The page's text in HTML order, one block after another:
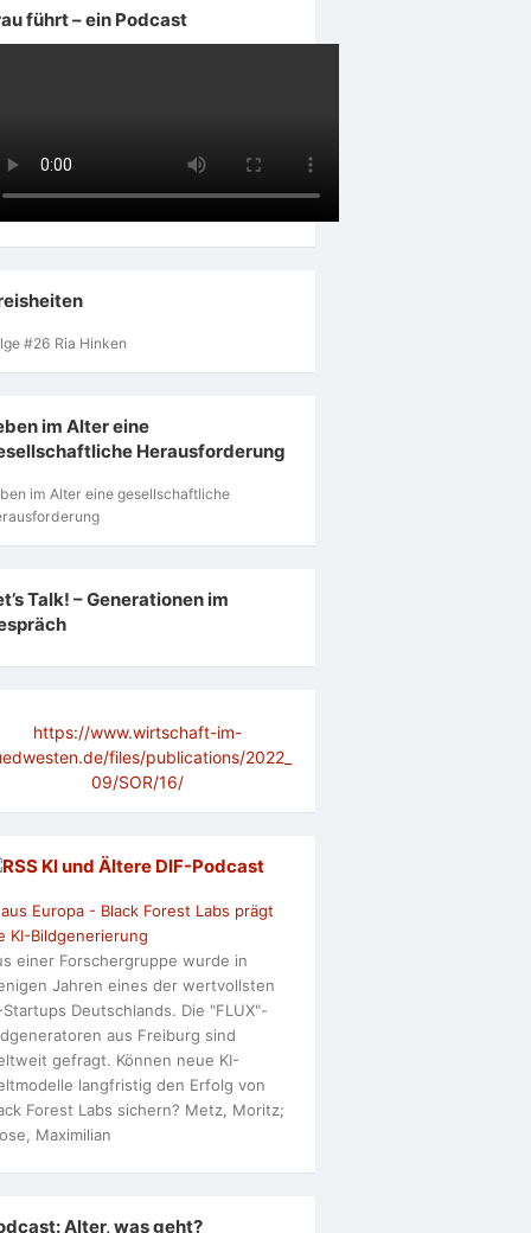
führt – ein Podcast
#26 Ria Hinken
im Alter eine
Herausforderung
im Alter eine gesellschaftliche
Talk! – Generationen im
https://www.wirtschaft-im-
files/publications/2022_
09/SOR/16/
KI und Ältere DlF-Podcast
aus Europa - Black Forest Labs prägt
KI-Bildgenerierung
einer Forschergruppe wurde in
Jahren eines der wertvollsten
Startups Deutschlands. Die "FLUX"-
aus Freiburg sind
gefragt. Können neue KI-
langfristig den Erfolg von
Forest Labs sichern? Metz, Moritz;
Maximilian
Alter, was geht?